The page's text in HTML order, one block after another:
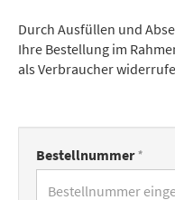
Durch Ausfüllen und
Ihre Bestellung im
als Verbraucher
Bestellnummer *